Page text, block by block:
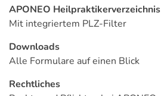
APONEO Heilpraktikerverzeichnis
Mit integriertem PLZ-Filter
Downloads
Alle Formulare auf einen Blick
Rechtliches